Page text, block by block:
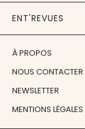
ENT'REVUES
À PROPOS
NOUS CONTACTER
NEWSLETTER
MENTIONS LÉGALES